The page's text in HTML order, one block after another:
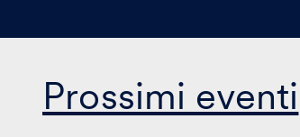
Prossimi eventi